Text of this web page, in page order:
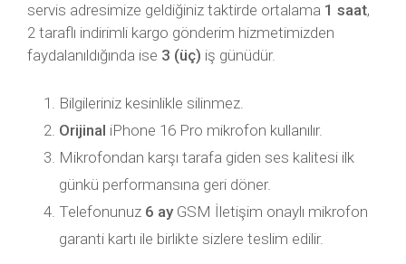
servis adresimize geldiğiniz taktirde ortalama 1 saat,
2 taraflı indirimli kargo gönderim hizmetimizden
faydalanıldığında ise 3 (üç) iş günüdür.
Bilgileriniz kesinlikle silinmez.
Orijinal iPhone 16 Pro mikrofon kullanılır.
Mikrofondan karşı tarafa giden ses kalitesi ilk
günkü performansına geri döner.
Telefonunuz 6 ayGSM İletişim onaylı mikrofon
garanti kartı ile birlikte sizlere teslim edilir.